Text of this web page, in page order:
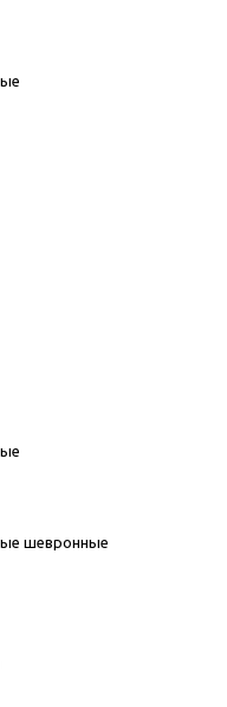
шевронные